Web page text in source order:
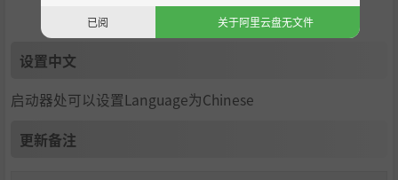
设置中文
启动器处可以设置Language为Chinese
更新备注
已阅
关于阿里云盘无文件